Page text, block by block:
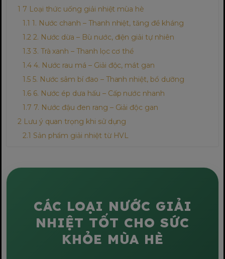
7 Loại thức uống giải nhiệt mùa hè
1. Nước chanh – Thanh nhiệt, tăng đề kháng
2. Nước dừa – Bù nước, điện giải tự nhiên
3. Trà xanh – Thanh lọc cơ thể
4. Nước rau má – Giải độc, mát gan
5. Nước sâm bí đao – Thanh nhiệt, bổ dưỡng
6. Nước ép dưa hấu – Cấp nước nhanh
7. Nước đậu đen rang – Giải độc gan
Lưu ý quan trọng khi sử dụng
Sản phẩm giải nhiệt từ HVL
CÁC LOẠI NƯỚC GIẢI
NHIỆT TỐT CHO SỨC
KHỎE MÙA HÈ